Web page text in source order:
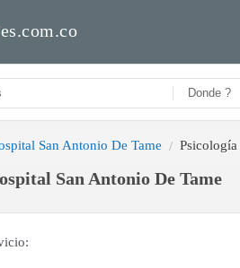
San Antonio De Tame Psicología
San Antonio De Tame